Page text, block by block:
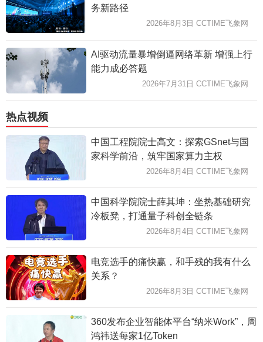
务新路径
2026年8月3日 CCTIME飞象网
AI驱动流量暴增倒逼网络革新 增强上行
能力成必答题
2026年7月31日 CCTIME飞象网
热点视频
中国工程院院士高文：探索GSnet与国
家科学前沿，筑牢国家算力主权
2026年8月4日 CCTIME飞象网
中国科学院院士薛其坤：坐热基础研究
冷板凳，打通量子科创全链条
2026年8月4日 CCTIME飞象网
电竞选手的痛快赢，和手残的我有什么
关系？
2026年8月3日 CCTIME飞象网
360发布企业智能体平台“纳米Work”，周
鸿祎送每家1亿Token